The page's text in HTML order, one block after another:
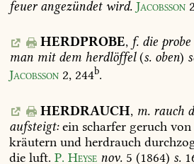
m.
feuerangezündetwird. Jacobsson
HERDPROBE, f. dieprobe
man mitdem herdlöffel(s. oben)
Jacobsson 2, 244b.
HERDRAUCH, m. rauch
aufsteigt:ein scharfer geruch von
kräutern und herdrauch
die luft. P. Heyse nov. 5 (1864) s.